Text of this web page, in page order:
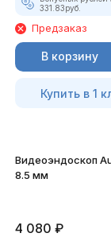
331.83руб.
Предзаказ
В корзину
Купить в 1
Видеоэндоскоп
8.5 мм
4 080 ₽